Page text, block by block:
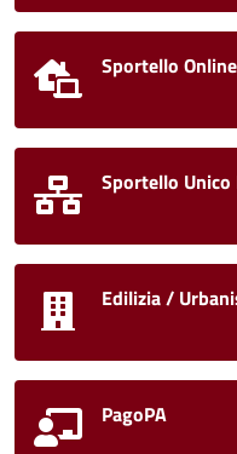
Sportello Online
Sportello Unico
Edilizia /
PagoPA